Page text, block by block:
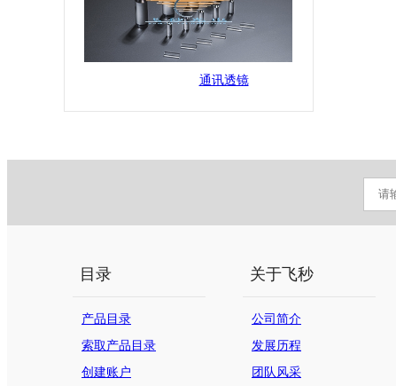
通讯透镜
目录
产品目录
索取产品目录
创建账户
关于飞秒
公司简介
发展历程
团队风采